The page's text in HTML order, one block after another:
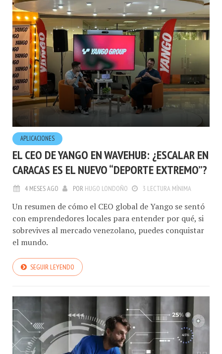
APLICACIONES
EL CEO DE YANGO EN WAVEHUB: ¿ESCALAR EN
CARACAS ES EL NUEVO “DEPORTE EXTREMO”?
4 MESES AGO POR HUGO LONDOÑO 3 LECTURA MÍNIMA
Un resumen de cómo el CEO global de Yango se sentó
con emprendedores locales para entender por qué, si
sobrevives al mercado venezolano, puedes conquistar
el mundo.
SEGUIR LEYENDO